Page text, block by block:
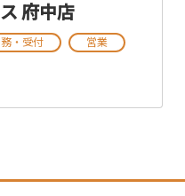
府中店
・受付
営業